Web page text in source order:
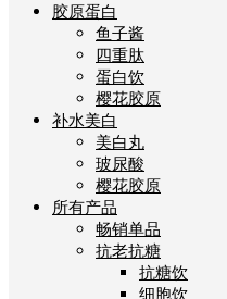
胶原蛋白
鱼子酱
四重肽
蛋白饮
樱花胶原
补水美白
美白丸
玻尿酸
樱花胶原
所有产品
畅销单品
抗老抗糖
抗糖饮
细胞饮